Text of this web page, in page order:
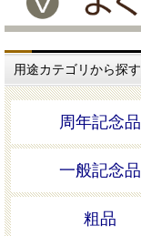
用途カテゴリから探す
周年記念品
一般記念品
粗品